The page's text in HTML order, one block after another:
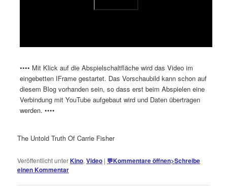
•••• Mit Klick auf die Abspielschaltfläche wird das Video im
eingebetten IFrame gestartet. Das Vorschaubild kann schon auf
diesem Blog vorhanden sein, so dass erst beim Abspielen eine
Verbindung mit YouTube aufgebaut wird und Daten übertragen
werden. ••••
The Untold Truth Of Carrie Fisher
Veröffentlicht unterKino,Video | 💬Kommentare öffnen>Schreibe
einen Kommentar